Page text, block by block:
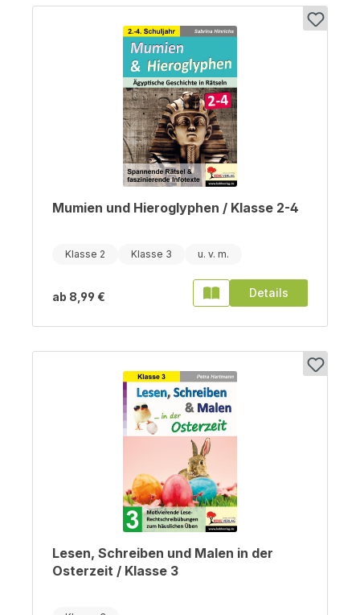
Mumien und Hieroglyphen / Klasse 2-4
Klasse 2 Klasse 3
ab 8,99 € Details
Lesen, Schreiben und Malen in der
Osterzeit / Klasse 3